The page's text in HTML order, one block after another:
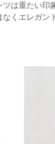
は重たい印
くエレガン